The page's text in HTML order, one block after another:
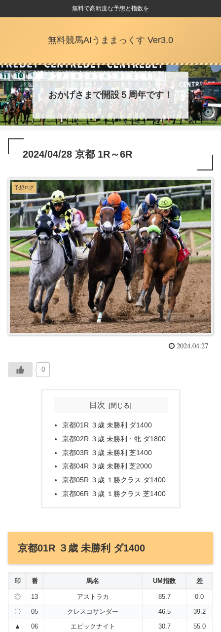
無料で高精度な予想と指数を
無料競馬AIうままっくす Ver3.0
おかげさまで開設５周年です！
2024/04/28 京都 1R～6R
予想ログ
2024.04.27
0
目次
京都01R ３歳 未勝利 ダ1400
京都02R ３歳 未勝利・牝 ダ1800
京都03R ３歳 未勝利 芝1400
京都04R ３歳 未勝利 芝2000
京都05R ３歳 １勝クラス ダ1400
京都06R ３歳 １勝クラス 芝1400
京都01R ３歳 未勝利 ダ1400
印 番 馬名 UM指数 差
◎ 13 アストラカ 85.7
0.0
〇
05 クレスコサンダー 46.5
39.2
▲
06 エピックナイト 30.7
55.0